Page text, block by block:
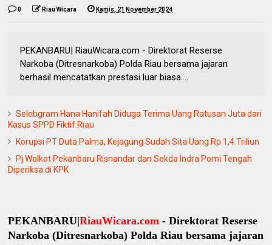
0 Riau Wicara Kamis, 21 November 2024
PEKANBARU| RiauWicara.com - Direktorat Reserse
Narkoba (Ditresnarkoba) Polda Riau bersama jajaran
berhasil mencatatkan prestasi luar biasa....
Selebgram Hana Hanifah Diduga Terima Uang Ratusan Juta dari
Kasus SPPD Fiktif Riau
Korupsi PT Duta Palma, Kejagung Sudah Sita Uang Rp 1,4 Triliun
Pj Walkot Pekanbaru Risnandar dan Sekda Indra Pomi Tengah
Diperiksa di KPK
PEKANBARU|RiauWicara.com - Direktorat Reserse
Narkoba (Ditresnarkoba) Polda Riau bersama jajaran